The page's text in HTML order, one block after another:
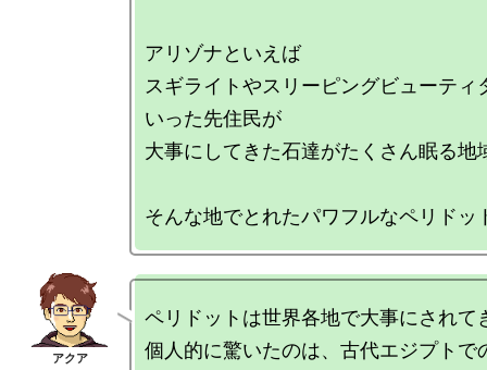
アリゾナといえば
スギライトやスリーピングビューティ
いった先住民が
大事にしてきた石達がたくさん眠る地
ペリドットは世界各地で大事にされて
個人的に驚いたのは、古代エジプトで